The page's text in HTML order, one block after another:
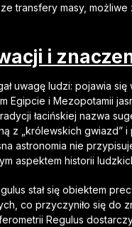
transfery masy,
i
uwagę ludzi: pojawia
Egipcie i Mezopotamii
łacińskiej nazwa
z „królewskich gwiazd”
astronomia nie
aspektem historii
stał się obiektem
co przyczyniło się do
Regulus